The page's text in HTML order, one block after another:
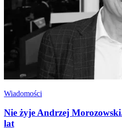
Wiadomości
Nie żyje Andrzej
lat